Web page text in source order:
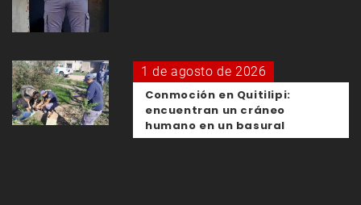
1 de agosto de 2026
Conmoción en Quitilipi:
encuentran un cráneo
humano en un basural